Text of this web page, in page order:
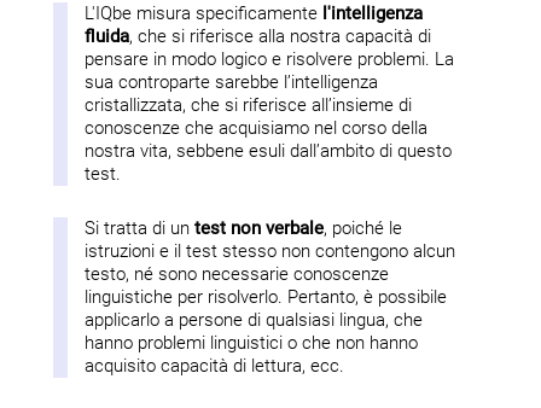
L'IQbe misura specificamente l'intelligenza
fluida, che si riferisce alla nostra capacità di
pensare in modo logico e risolvere problemi. La
sua controparte sarebbe l’intelligenza
cristallizzata, che si riferisce all’insieme di
conoscenze che acquisiamo nel corso della
nostra vita, sebbene esuli dall’ambito di questo
test.
Si tratta di untest non verbale, poiché le
istruzioni e il test stesso non contengono alcun
testo, né sono necessarie conoscenze
linguistiche per risolverlo. Pertanto, è possibile
applicarlo a persone di qualsiasi lingua, che
hanno problemi linguistici o che non hanno
acquisito capacità di lettura, ecc.